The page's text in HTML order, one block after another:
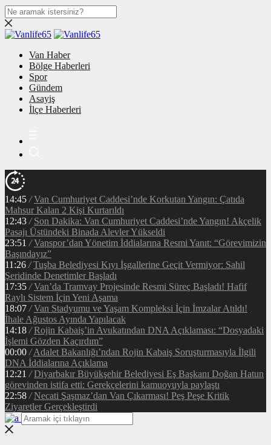
Van Haber
Bölge Haberleri
Spor
Gündem
Asayiş
İlçe Haberleri
14:45 / Van Cumhuriyet Caddesi’nde Korkutan Yangın: Çatıda
Mahsur Kalan 2 Kişi Kurtarıldı
12:43 / Son Dakika: Van Cumhuriyet Caddesi’nde Yangın! Akçelik
Pasajı Üstündeki Binada Alevler Yükseldi
23:51 / Vanspor’dan Yönetim İddialarına Resmi Yanıt: “Görevimizin
Başındayız”
11:26 / Tuşba Belediyesi Kıyı İşgallerine Geçit Vermiyor: Sahil
Şeridinde Denetimler Başladı
17:35 / Van’da Tramvay Projesinde Resmi Süreç Başladı! Hafif
Raylı Sistem İçin Yeni Aşama
18:07 / Van Stadyumu ve Yaşam Kompleksi İçin İmzalar Atıldı!
İhale Ağustos Ayında Yapılacak
14:18 / Rojin Kabaiş’in Avukatından DNA Açıklaması: “Dosyadaki
İşlemi Gözden Kaçırdım”
00:00 / Adalet Bakanlığı’ndan Rojin Kabaiş Soruşturmasıyla İlgili
DNA İddialarına Açıklama
12:21 / Diyarbakır Büyükşehir Belediyesi Eş Başkanı Doğan Hatun
görevinden istifa etti: Gerekçelerini kamuoyuyla paylaştı
22:58 / Necati Şaşmaz’dan Van Çıkarması! Peş Peşe Kritik
Ziyaretler Gerçekleştirdi